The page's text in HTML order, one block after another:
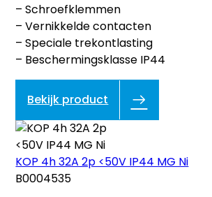
– Schroefklemmen
– Vernikkelde contacten
– Speciale trekontlasting
– Beschermingsklasse IP44
Bekijk product
KOP 4h 32A 2p <50V IP44 MG Ni
B0004535